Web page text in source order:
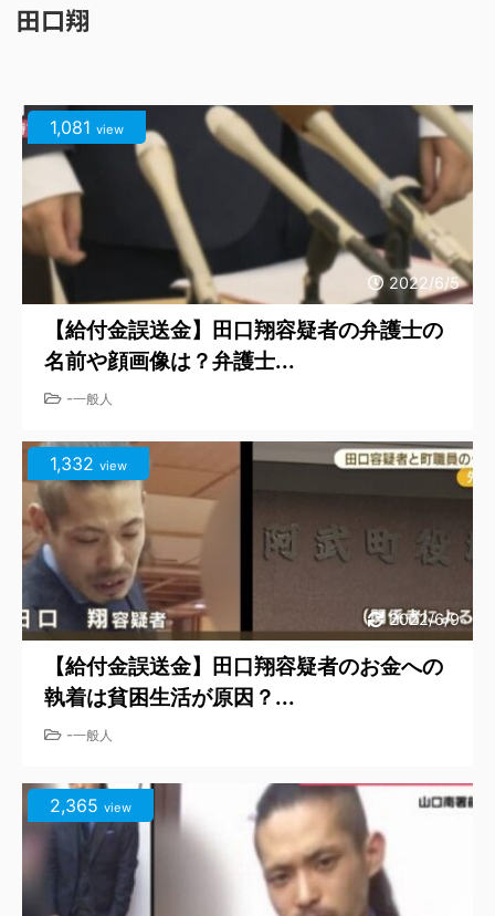
田口翔
2022/6/5
1,081 view
【給付金誤送金】田口翔容疑者の弁護士の
名前や顔画像は？弁護士...
-一般人
2022/6/9
1,332 view
【給付金誤送金】田口翔容疑者のお金への
執着は貧困生活が原因？...
-一般人
2,365 view